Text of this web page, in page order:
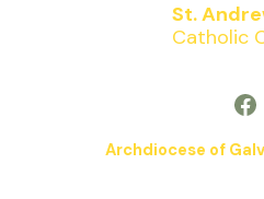
St.
Catholic
Archdiocese of